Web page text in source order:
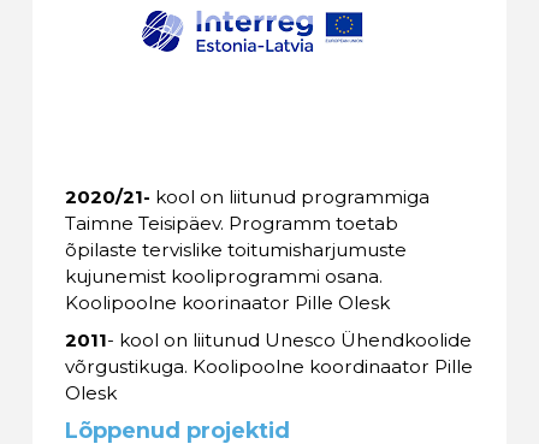
2020/21- kool on liitunud programmiga
Taimne Teisipäev. Programm toetab
õpilaste tervislike toitumisharjumuste
kujunemist kooliprogrammi osana.
Koolipoolne koorinaator Pille Olesk
2011- kool on liitunud Unesco Ühendkoolide
võrgustikuga. Koolipoolne koordinaator Pille
Olesk
Lõppenud projektid